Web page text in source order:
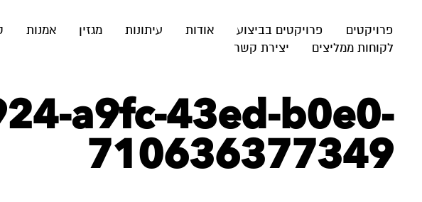
פרויקטים פרויקטים בביצוע אודות עיתונות מגזין אמנות
לקוחות ממליצים
יצירת קשר
a9fc-43ed-b0e0-
710636377349